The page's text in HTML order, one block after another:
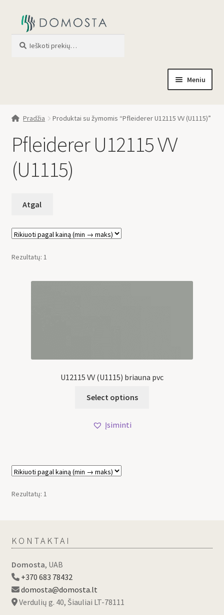
Meniu
Profilis
Pradžia Produktai su žymomis “Pfleiderer U12115 VV (U1115)”
Pfleiderer U12115 VV
(U1115)
Rezultatų: 1
U12115 VV (U1115) briauna pvc
Select options
Įsiminti
Rezultatų: 1
KONTAKTAI
Domosta, UAB
+370 683 78432
domosta@domosta.lt
Verdulių g. 40, Šiauliai LT-78111